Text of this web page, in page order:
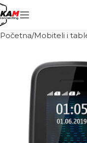
Početna Mobiteli i